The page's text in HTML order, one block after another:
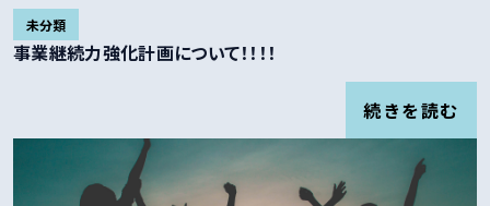
未分類
事業継続力強化計画について！！！！
続きを読む